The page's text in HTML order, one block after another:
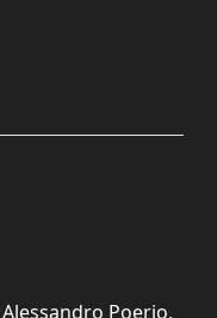
Poerio,